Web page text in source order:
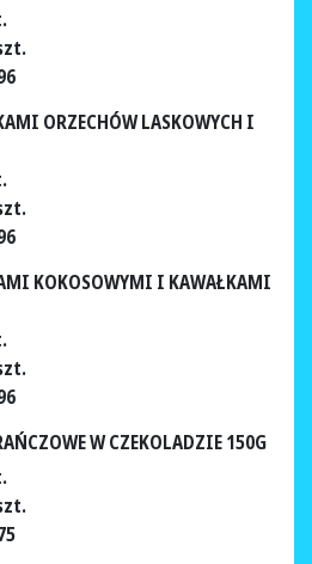
ORZECHÓW LASKOWYCH I
KOKOSOWYMI I KAWAŁKAMI
W CZEKOLADZIE 150G